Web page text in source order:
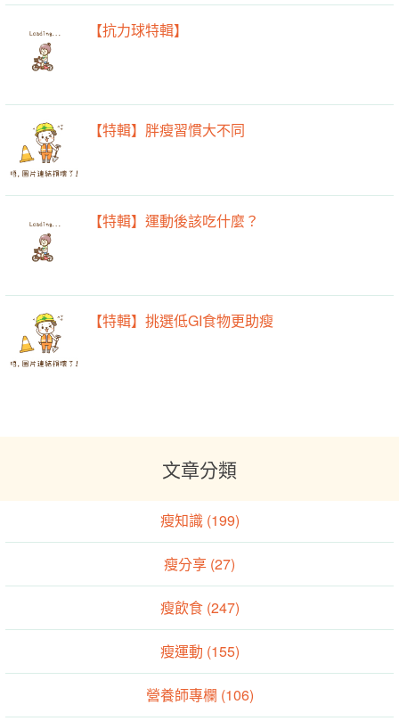
【抗力球特輯】
【特輯】胖瘦習慣大不同
【特輯】運動後該吃什麼？
【特輯】挑選低GI食物更助瘦
文章分類
瘦知識 (199)
瘦分享 (27)
瘦飲食 (247)
瘦運動 (155)
營養師專欄 (106)